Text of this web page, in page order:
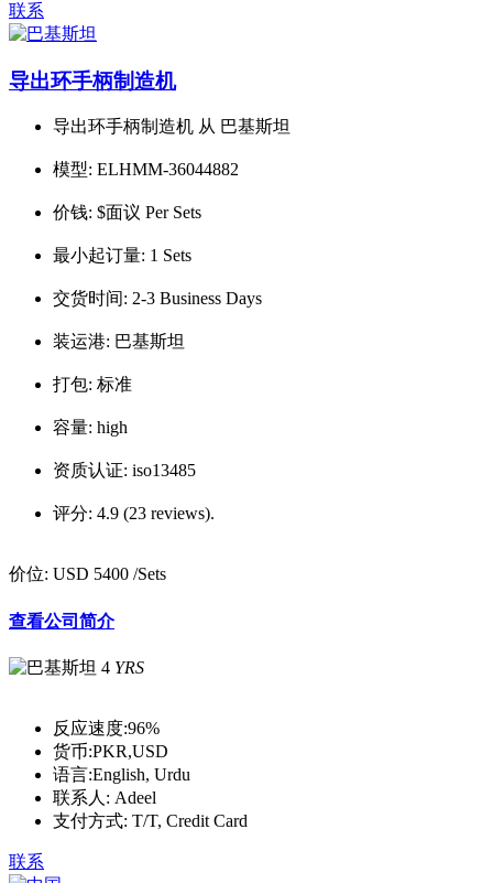
联系
导出环手柄制造机
导出环手柄制造机 从 巴基斯坦
模型: ELHMM-36044882
价钱: $面议 Per Sets
最小起订量: 1 Sets
交货时间: 2-3 Business Days
装运港: 巴基斯坦
打包: 标准
容量: high
资质认证: iso13485
评分: 4.9 (23 reviews).
价位: USD 5400 /Sets
查看公司简介
4 YRS
反应速度:96%
货币:PKR,USD
语言:English, Urdu
联系人: Adeel
支付方式: T/T, Credit Card
联系